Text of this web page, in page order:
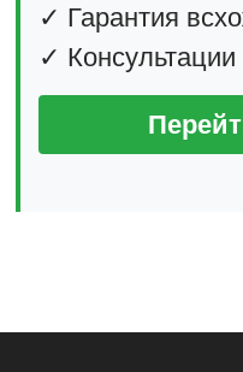
✓ Гарантия
✓ Консультации